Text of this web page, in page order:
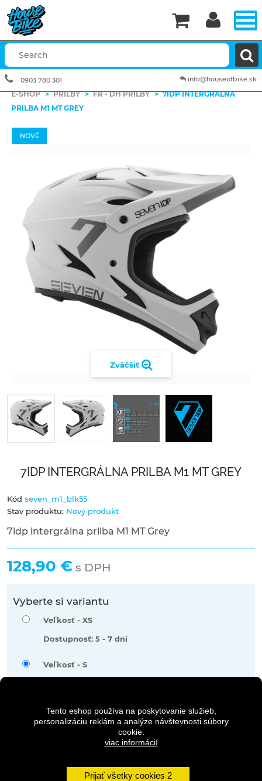
Tento eshop používa na poskytovanie služieb,
personalizáciu reklám a analýze návštevnosti súbory
cookie.
viac informácií
Prijať všetky cookies
E-SHOP > PRILBY > FR - DH PRILBY > 7IDP INTERGRÁLNA
PRILBA M1 MT GREY
NOVÉ
Zväčšiť
7IDP INTERGRÁLNA PRILBA M1 MT GREY
Kód seven_m1_blk55
Stav produktu: Nový produkt
7idp intergrálna prilba M1 MT Grey
128,90 € s DPH
Vyberte si variantu
Veľkosť - XS
Dostupnosť: 5 - 7 dní
Veľkosť - S
Množstvo
DO KOŠÍKA


info@houseofbike.sk
0903 780 301